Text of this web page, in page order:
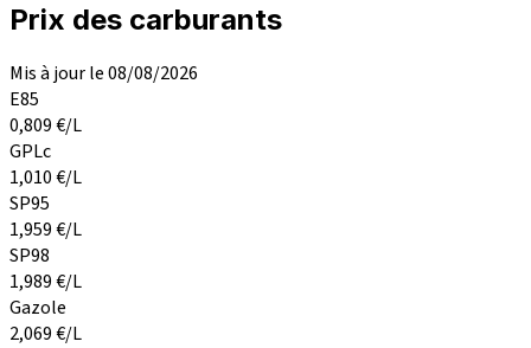
Prix des carburants
Mis à jour le 08/08/2026
E85
0,809€/L
GPLc
1,010€/L
SP95
1,959€/L
SP98
1,989€/L
Gazole
2,069€/L